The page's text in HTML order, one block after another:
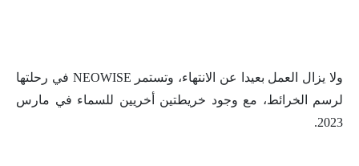
ولا يزال العمل بعيدا عن الانتهاء، وتستمر NEOWISE في رحلتها
لرسم الخرائط، مع وجود خريطتين أخريين للسماء في مارس
2023.